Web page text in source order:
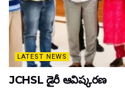
LATEST NEWS
JCHSL డైరీ ఆవిష్కరణ